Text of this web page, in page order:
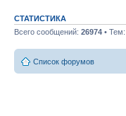
СТАТИСТИКА
Всего сообщений: 26974 • Тем:
Список форумов